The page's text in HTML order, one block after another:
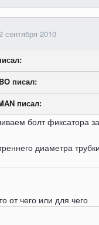
сентября 2010
писал:
писал:
болт фиксатора
диаметра трубки
от чего или для чего